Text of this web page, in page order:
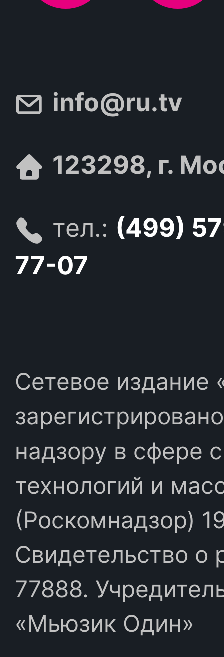
info@ru.tv
123298, г.
тел.: (499)
77-07
Сетевое издание
надзору в сфере
технологий и
(Роскомнадзор)
Свидетельство
77888.
«Мьюзик Один»